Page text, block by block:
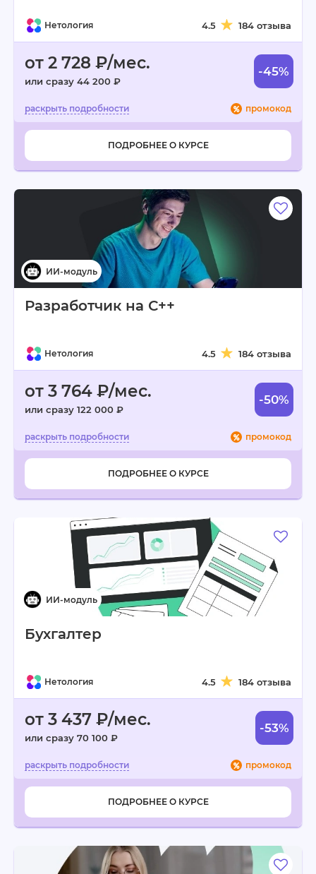
Нетология 4.5 184 отзыва
от 2 728 ₽/мес.
или сразу 44 200 ₽
-45%
промокод
ПОДРОБНЕЕ О КУРСЕ
Разработчик на С++
Нетология 4.5 184 отзыва
от 3 764 ₽/мес.
или сразу 122 000 ₽
-50%
промокод
ПОДРОБНЕЕ О КУРСЕ
Бухгалтер
Нетология 4.5 184 отзыва
от 3 437 ₽/мес.
или сразу 70 100 ₽
-53%
промокод
ПОДРОБНЕЕ О КУРСЕ